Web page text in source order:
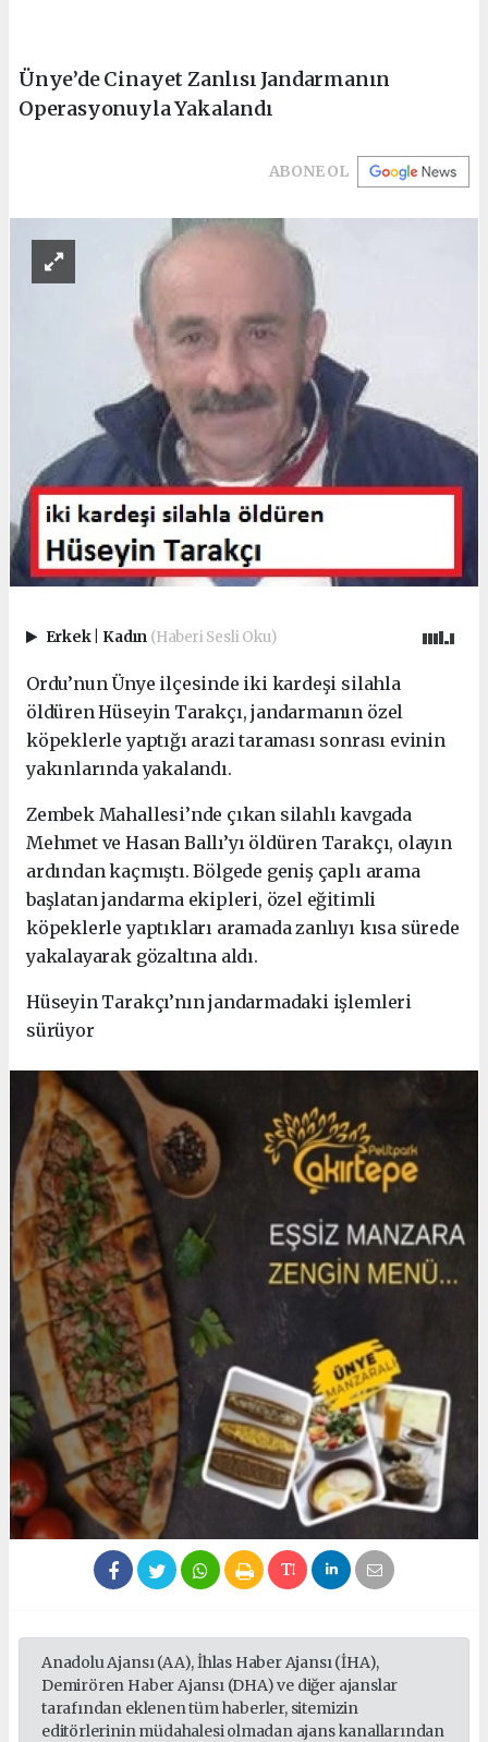
Ünye’de Cinayet Zanlısı Jandarmanın
Operasyonuyla Yakalandı
ABONE OL
Erkek Kadın (Haberi Sesli Oku)
Ordu’nun Ünye ilçesinde iki kardeşi silahla
öldüren Hüseyin Tarakçı, jandarmanın özel
köpeklerle yaptığı arazi taraması sonrası evinin
yakınlarında yakalandı.
Zembek Mahallesi’nde çıkan silahlı kavgada
Mehmet ve Hasan Ballı’yı öldüren Tarakçı, olayın
ardından kaçmıştı. Bölgede geniş çaplı arama
başlatan jandarma ekipleri, özel eğitimli
köpeklerle yaptıkları aramada zanlıyı kısa sürede
yakalayarak gözaltına aldı.
Hüseyin Tarakçı’nın jandarmadaki işlemleri
sürüyor
Anadolu Ajansı (AA), İhlas Haber Ajansı (İHA),
Demirören Haber Ajansı (DHA) ve diğer ajanslar
tarafından eklenen tüm haberler, sitemizin
editörlerinin müdahalesi olmadan ajans kanallarından